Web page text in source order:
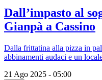
Dall’impasto al
Gianpà a Cassino
Dalla frittatina alla pizza in
abbinamenti audaci e un
21 Ago 2025 - 05:00